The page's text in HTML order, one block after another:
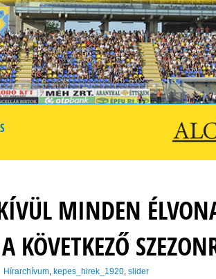
MINDEN
KÖVETKEZŐ
Hírarchívum, kepes_hirek_1920, slider